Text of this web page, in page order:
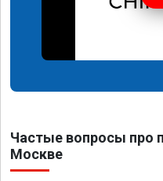
Частые вопросы про
Москве